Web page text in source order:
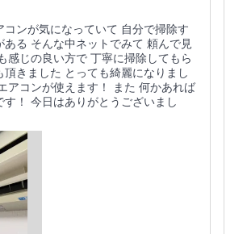
コンが気になっていて 自分で掃除す
ある そんな中ネットでみて 頼んで見
感じの良い方で 丁寧に掃除してもら
頂きました とっても綺麗になりまし
アコンが使えます！ また 何かあれば
す！ 今日はありがとうございまし